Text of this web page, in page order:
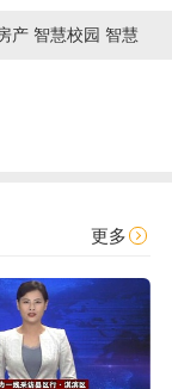
产 智慧校园 智慧
更多